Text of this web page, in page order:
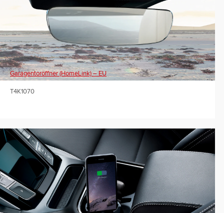
Garagentoröffner (HomeLink) – EU
T4K1070